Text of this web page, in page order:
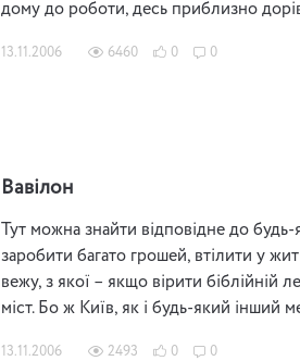
дому до роботи, десь приблизно
13.11.2006 6460 0 0
Вавілон
Тут можна знайти відповідне до
заробити багато грошей, втілити у
вежу, з якої – якщо вірити біблійній
міст. Бо ж Київ, як і будь-який інший
13.11.2006 2493 0 0